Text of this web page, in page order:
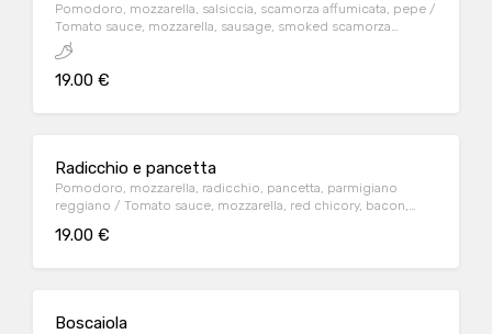
Pomodoro, mozzarella, salsiccia, scamorza affumicata, pepe /
Tomato sauce, mozzarella, sausage, smoked scamorza
cheese, black pepper
19.00 €
Radicchio e pancetta
Pomodoro, mozzarella, radicchio, pancetta, parmigiano
reggiano / Tomato sauce, mozzarella, red chicory, bacon,
19.00 €
Boscaiola